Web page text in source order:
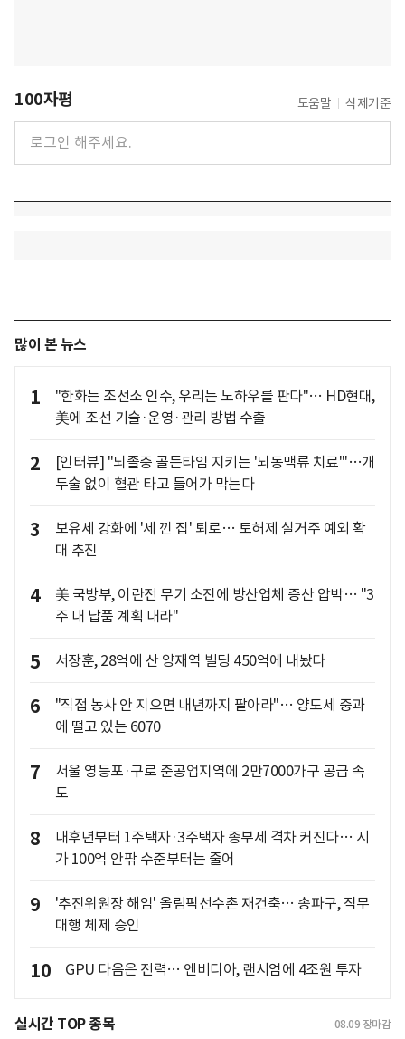
100자평 도움말 삭제기준
많이 본 뉴스
1
"한화는 조선소 인수, 우리는 노하우를 판다"… HD현대,
美에 조선 기술·운영·관리 방법 수출
2
[인터뷰] "뇌졸중 골든타임 지키는 '뇌동맥류 치료'"…개
두술 없이 혈관 타고 들어가 막는다
3
보유세 강화에 '세 낀 집' 퇴로… 토허제 실거주 예외 확
대 추진
4
美 국방부, 이란전 무기 소진에 방산업체 증산 압박… "3
주 내 납품 계획 내라"
5 서장훈, 28억에 산 양재역 빌딩 450억에 내놨다
6
"직접 농사 안 지으면 내년까지 팔아라"… 양도세 중과
에 떨고 있는 6070
7
서울 영등포·구로 준공업지역에 2만7000가구 공급 속
도
8
내후년부터 1주택자·3주택자 종부세 격차 커진다… 시
가 100억 안팎 수준부터는 줄어
9
'추진위원장 해임' 올림픽선수촌 재건축… 송파구, 직무
대행 체제 승인
10 GPU 다음은 전력… 엔비디아, 랜시엄에 4조원 투자
실시간 TOP 종목 08.09 장마감